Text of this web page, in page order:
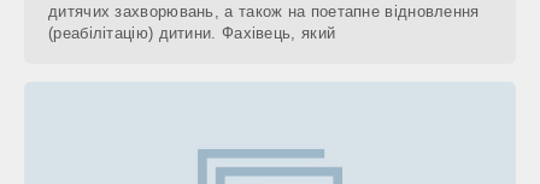
дитячих захворювань, а також на поетапне відновлення
(реабілітацію) дитини. Фахівець, який